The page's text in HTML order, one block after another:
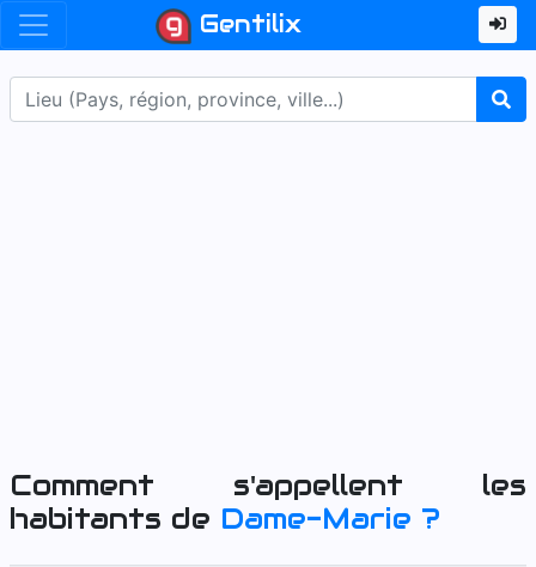
Gentilix
Comment s'appellent les
habitants de Dame-Marie ?